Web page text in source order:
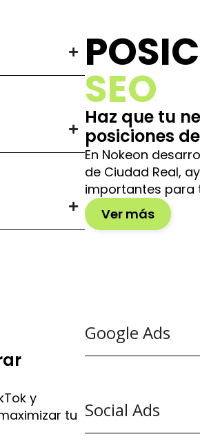
SEO
Haz que tu
posiciones
En Nokeon
de Ciudad Real,
importantes para
Ver más
y
tu
Google Ads
Social Ads